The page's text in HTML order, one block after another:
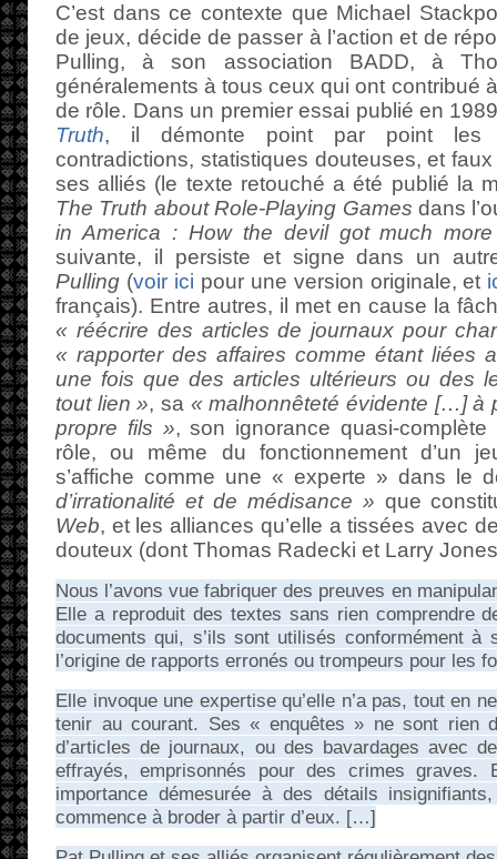
C’est dans ce contexte que Michael
de jeux, décide de passer à l’action et de
Pulling, à son association BADD, à
généralements à tous ceux qui ont contribué
de rôle. Dans un premier essai publié en
Truth, il démonte point par point les
contradictions, statistiques douteuses, et
ses alliés (le texte retouché a été publié la
The Truth about Role-Playing Games dans
in America : How the devil got much
suivante, il persiste et signe dans un
Pulling (voir ici pour une version originale, et
français). Entre autres, il met en cause la
« réécrire des articles de journaux pour
« rapporter des affaires comme étant liées
une fois que des articles ultérieurs ou des
tout lien », sa « malhonnêteté évidente […] à
propre fils », son ignorance quasi-
rôle, ou même du fonctionnement d’un
s’affiche comme une « experte » dans le
d’irrationalité et de médisance » que
Web, et les alliances qu’elle a tissées avec
douteux (dont Thomas Radecki et Larry
Nous l’avons vue fabriquer des preuves en
Elle a reproduit des textes sans rien comprendre
documents qui, s’ils sont utilisés conformément à
l’origine de rapports erronés ou trompeurs pour les
Elle invoque une expertise qu’elle n’a pas, tout en
tenir au courant. Ses « enquêtes » ne sont rien
d’articles de journaux, ou des bavardages avec
effrayés, emprisonnés pour des crimes graves.
importance démesurée à des détails
commence à broder à partir d’eux. […]